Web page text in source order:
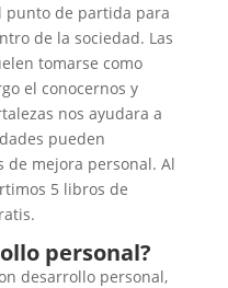
punto de partida para
de la sociedad. Las
tomarse como
el conocernos y
nos ayudara a
pueden
mejora personal. Al
5 libros de
personal?
desarrollo personal,